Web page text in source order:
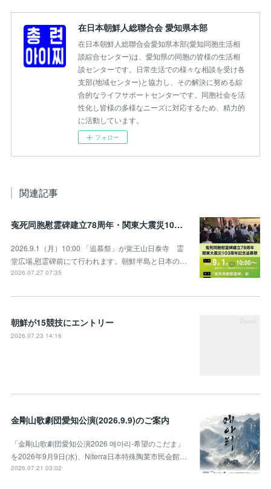
在日本朝鮮人総聯合会 愛知県本部
在日本朝鮮人総聯合会愛知県本部(愛知同胞生活相
談綜合センター)は、愛知県の同胞の皆様の生活相
談センターです。日常生活での様々な相談を受け各
支部(地域センター)と協力し、その解決に努める綜
合的なライフサポートセンターです。同胞社会を活
性化し皆様の多様なニーズに対応するため、精力的
に活動しています。
フォロー
関連記事
寃死同胞慰霊碑建立78周年・関東大震災103周年記念追慕祭のお知らせ
2026.9.1（月）10:00 「追慕祭」が覚王山日泰寺 霊
堂広場,慰霊碑前にて行われます。朝鮮半島と日本の…
2026.07.27 07:35
朝鮮が15競技にエントリー
2026.07.23 14:16
金剛山歌劇団愛知公演(2026.9.9)のご案内
「金剛山歌劇団愛知公演2026 메아리-希望のこだま」
を2026年9月9日(水)、Niterra日本特殊陶業市民会館…
2026.07.21 03:02